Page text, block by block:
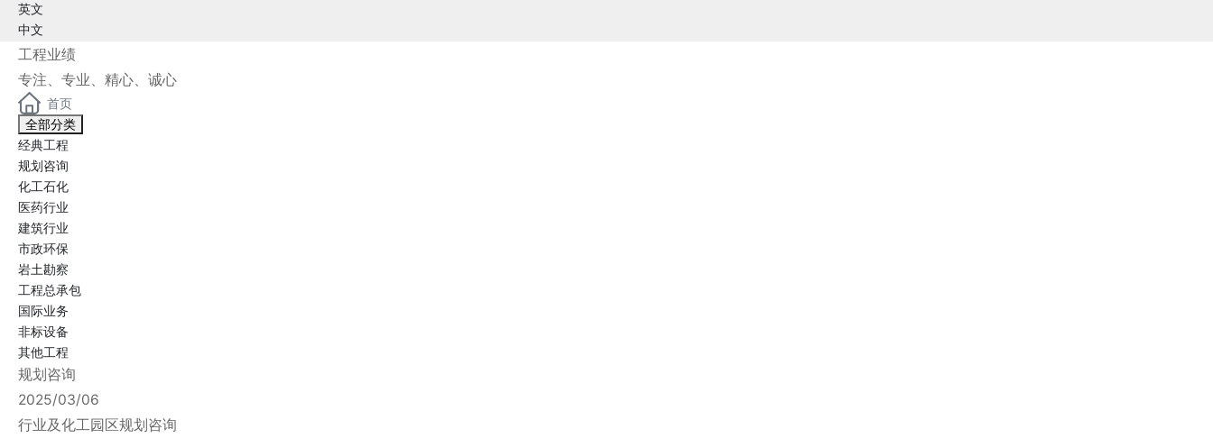
英文
中文
工程业绩
专注、专业、精心、诚心
首页
全部分类
经典工程
规划咨询
化工石化
医药行业
建筑行业
市政环保
岩土勘察
工程总承包
国际业务
非标设备
其他工程
规划咨询
2025/03/06
行业及化工园区规划咨询